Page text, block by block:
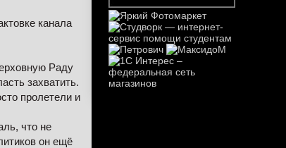
канала
Раду
захватить.
пролетели и
что не
он ещё